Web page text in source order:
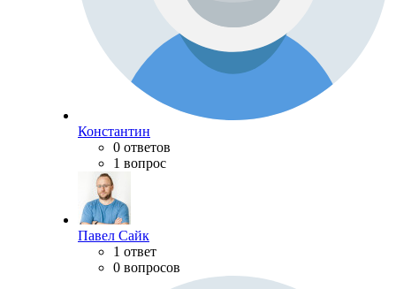
Константин
0 ответов
1 вопрос
Павел Сайк
1 ответ
0 вопросов